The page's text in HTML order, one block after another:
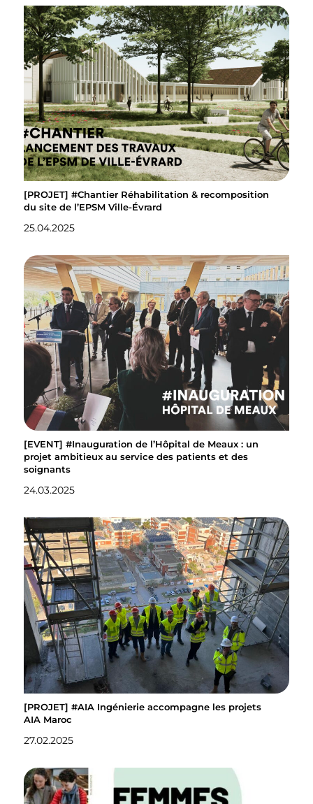
[PROJET] #Chantier Réhabilitation & recomposition
du site de l’EPSM Ville-Évrard
25.04.2025
[EVENT] #Inauguration de l’Hôpital de Meaux : un
projet ambitieux au service des patients et des
soignants
24.03.2025
[PROJET] #AIA Ingénierie accompagne les projets
AIA Maroc
27.02.2025